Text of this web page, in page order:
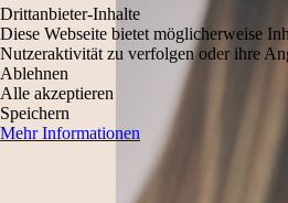
Drittanbieter-Inhalte
Diese Webseite bietet möglicherweise
Nutzeraktivität zu verfolgen oder ihre
Ablehnen
Alle akzeptieren
Speichern
Mehr Informationen